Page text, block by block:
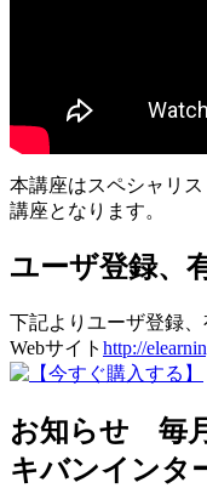
本講座はスペシャリ
講座となります。
ユーザ登録、
下記よりユーザ登録
Webサイト http://
お知らせ 毎
キバンインタ